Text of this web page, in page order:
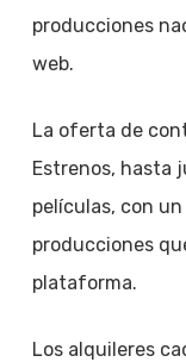
producciones
web.
La oferta de
Estrenos, hasta
películas, con
producciones
plataforma.
Los alquileres